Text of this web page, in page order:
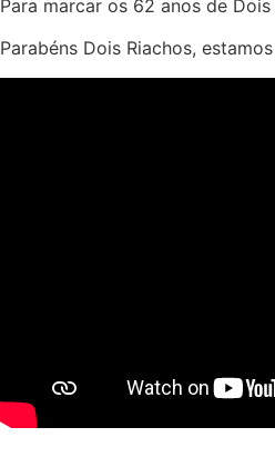
Para marcar os 62 anos de
Parabéns Dois Riachos,